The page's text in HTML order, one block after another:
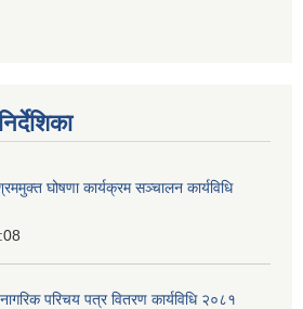
घोषणा कार्यक्रम सञ्चालन कार्यविधि
परिचय पत्र वितरण कार्यविधि २०८१